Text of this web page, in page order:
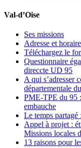
Val-d’Oise
Ses missions
Adresse et
Téléchargez le
Questionnaire
direccte UD 95
A qui s’adresser
départementale
PME-TPE du 95
embauche
Le temps
Appel à projet :
Missions locales
13 raisons pour